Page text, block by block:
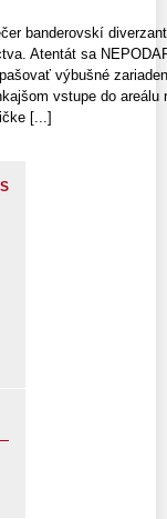
banderovskí
Atentát sa
výbušné
vstupe do
[...]